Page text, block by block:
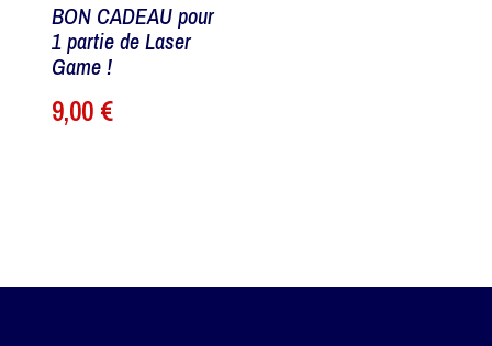
BON CADEAU pour
1 partie de Laser
Game !
9,00 €